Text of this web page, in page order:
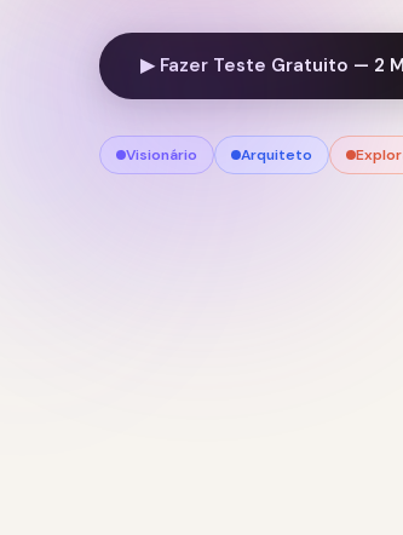
▶ Fazer Teste Gratuito — 2
Visionário Arquiteto